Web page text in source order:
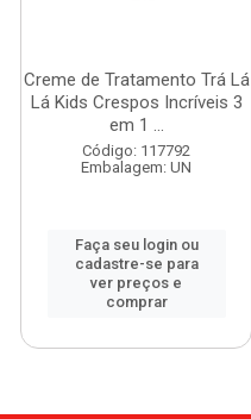
Creme de Tratamento Trá Lá
Lá Kids Crespos Incríveis 3
em 1 ...
Código: 117792
Embalagem: UN
Faça seu login ou
cadastre-se para
ver preços e
comprar